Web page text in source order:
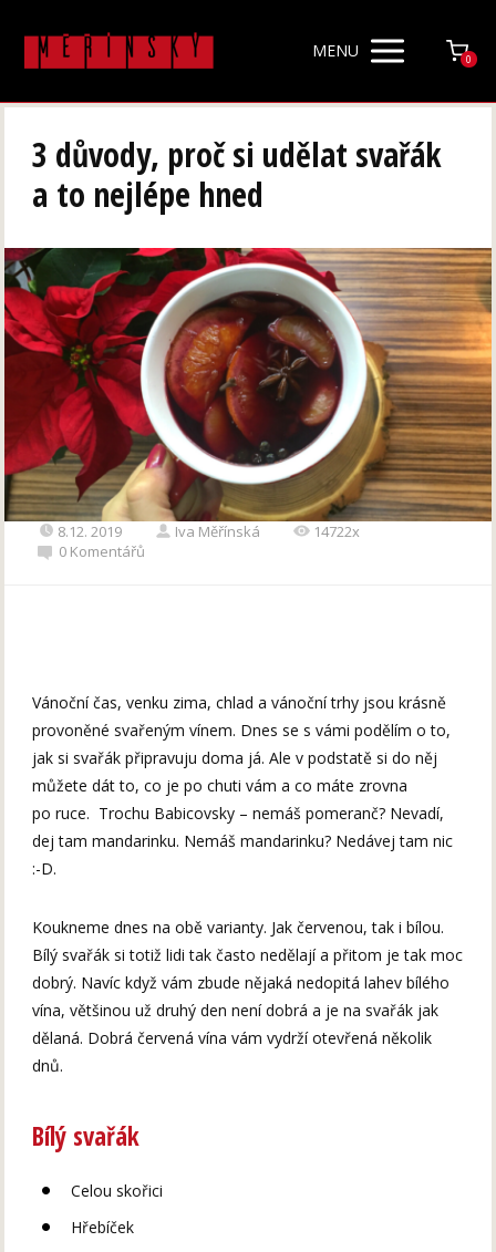
MENU 0
3 důvody, proč si udělat svařák
a to nejlépe hned
8.12. 2019 Iva Měřínská
14722x
0 Komentářů
Vánoční čas, venku zima, chlad a vánoční trhy jsou krásně
provoněné svařeným vínem. Dnes se s vámi podělím o to,
jak si svařák připravuju doma já. Ale v podstatě si do něj
můžete dát to, co je po chuti vám a co máte zrovna
po ruce. Trochu Babicovsky – nemáš pomeranč? Nevadí,
dej tam mandarinku. Nemáš mandarinku? Nedávej tam nic
:-D.
Koukneme dnes na obě varianty. Jak červenou, tak i bílou.
Bílý svařák si totiž lidi tak často nedělají a přitom je tak moc
dobrý. Navíc když vám zbude nějaká nedopitá lahev bílého
vína, většinou už druhý den není dobrá a je na svařák jak
dělaná. Dobrá červená vína vám vydrží otevřená několik
dnů.
Bílý svařák
Celou skořici
Hřebíček